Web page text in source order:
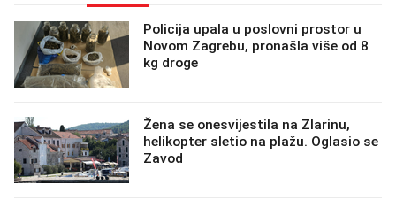
Policija upala u poslovni prostor u
Novom Zagrebu, pronašla više od 8
kg droge
Žena se onesvijestila na Zlarinu,
helikopter sletio na plažu. Oglasio se
Zavod